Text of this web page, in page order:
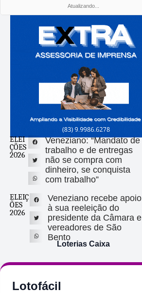
Atualizando...
ELEI
ÇÕES
2026
Veneziano: “Mandato de
trabalho e de entregas
não se compra com
dinheiro, se conquista
com trabalho”
ELEIÇ
ÕES
2026
Veneziano recebe apoio
à sua reeleição do
presidente da Câmara e
vereadores de São
Bento
Loterias Caixa
Lotofácil